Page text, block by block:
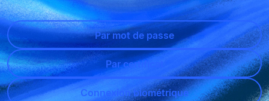
Par mot de passe
Par certificat
Connexion biométrique